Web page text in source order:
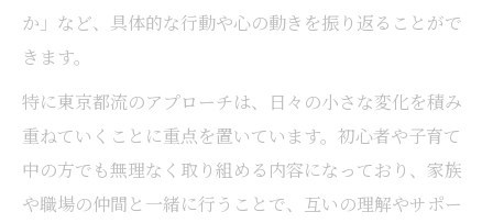
ストの使い方
か」など、具体的な行動や心の動きを振り返ることがで
きます。
特に東京都流のアプローチは、日々の小さな変化を積み
重ねていくことに重点を置いています。初心者や子育て
中の方でも無理なく取り組める内容になっており、家族
や職場の仲間と一緒に行うことで、互いの理解やサポー